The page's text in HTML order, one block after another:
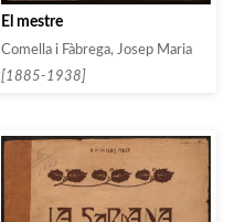
El mestre
Comella i Fàbrega, Josep Maria
[1885-1938]